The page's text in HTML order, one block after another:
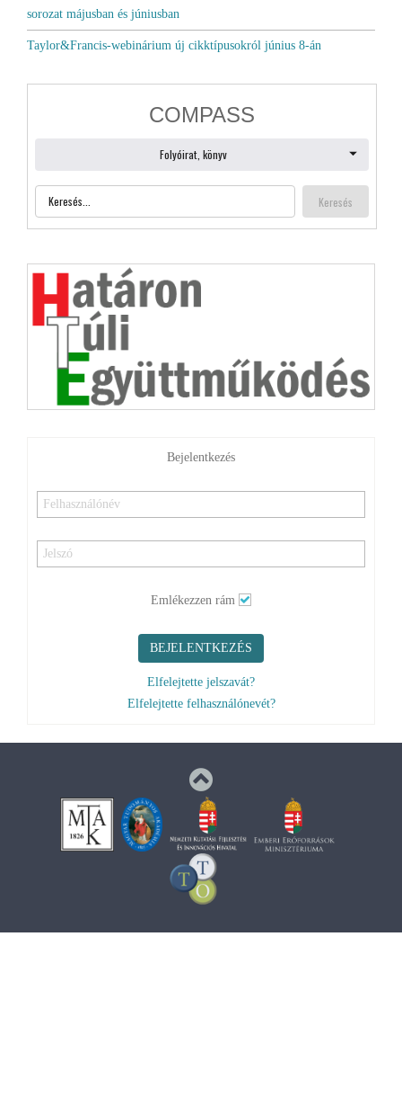
sorozat májusban és júniusban
Taylor&Francis-webinárium új cikktípusokról június 8-án
Bejelentkezés
Emlékezzen rám
BEJELENTKEZÉS
Elfelejtette jelszavát?
Elfelejtette felhasználónevét?